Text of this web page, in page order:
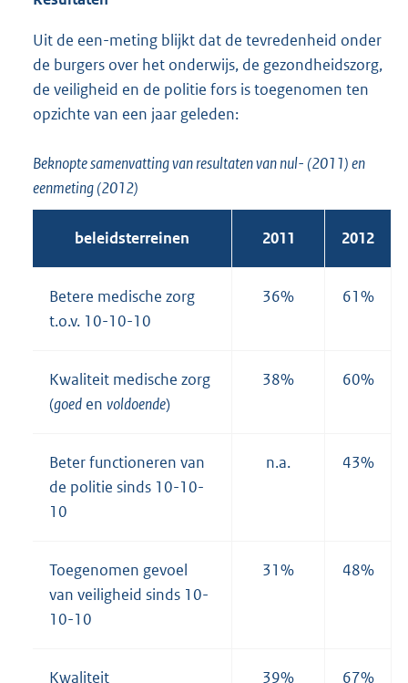
Uit de een-meting blijkt dat de tevredenheid onder
de burgers over het onderwijs, de gezondheidszorg,
de veiligheid en de politie fors is toegenomen ten
opzichte van een jaar geleden:
Beknopte samenvatting van resultaten van nul- (2011) en
eenmeting (2012)
beleidsterreinen 2011 2012
Betere medische zorg
t.o.v. 10-10-10
36% 61%
Kwaliteit medische zorg
(goed en voldoende)
38% 60%
Beter functioneren van
de politie sinds 10-10-
10
n.a. 43%
Toegenomen gevoel
van veiligheid sinds 10-
10-10
31% 48%
Kwaliteit
39% 67%